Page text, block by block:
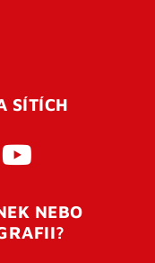
potřeba
odeslání
a můžete se
SPAM ve
SÍTÍCH
NEBO